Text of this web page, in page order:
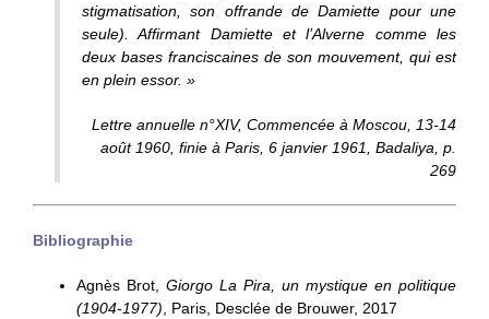
stigmatisation, son offrande de Damiette pour une
seule). Affirmant Damiette et l’Alverne comme les
deux bases franciscaines de son mouvement, qui est
en plein essor. »
Lettre annuelle n°XIV, Commencée à Moscou, 13-14
août 1960, finie à Paris, 6 janvier 1961, Badaliya, p.
269
Bibliographie
Agnès Brot, Giorgo La Pira, un mystique en politique
(1904-1977) , Paris, Desclée de Brouwer, 2017